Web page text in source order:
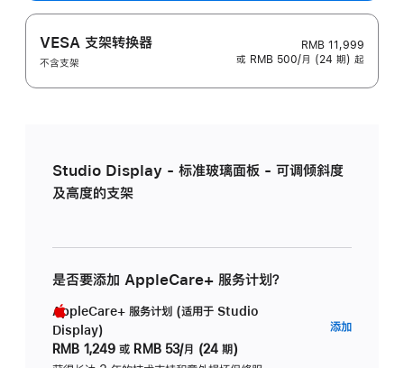
VESA 支架转换器
不含支架
RMB 11,999
或 RMB 500/月 (24 期) 起
Studio Display - 标准玻璃面板 - 可调倾斜度
及高度的支架
是否要添加 AppleCare+ 服务计划？
AppleCare+ 服务计划 (适用于 Studio
Display)
RMB 1,249 或 RMB 53/月 (24 期)
添加